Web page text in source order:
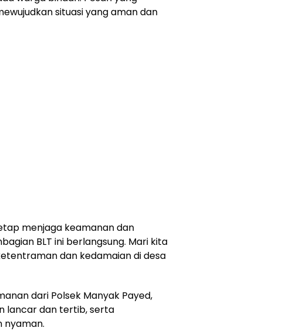
situasi yang aman dan
menjaga keamanan dan
BLT ini berlangsung. Mari kita
dan kedamaian di desa
dari Polsek Manyak Payed,
lancar dan tertib, serta
nyaman.